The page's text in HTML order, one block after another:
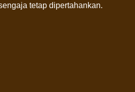
tetap dipertahankan.